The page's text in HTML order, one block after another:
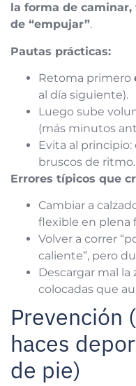
la forma de
de “empujar”.
Pautas prácticas:
Retoma primero
al día siguiente).
Luego sube
(más minutos
Evita al principio:
bruscos de ritmo.
Errores típicos que
Cambiar a
flexible en plena
Volver a correr
caliente”, pero
Descargar mal la
colocadas que
Prevención
haces
de pie)